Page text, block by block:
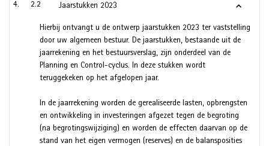
2.2 Jaarstukken 2023
Hierbij ontvangt u de ontwerp jaarstukken 2023 ter vaststelling
door uw algemeen bestuur. De jaarstukken, bestaande uit de
jaarrekening en het bestuursverslag, zijn onderdeel van de
Planning en Control-cyclus. In deze stukken wordt
teruggekeken op het afgelopen jaar.
In de jaarrekening worden de gerealiseerde lasten, opbrengsten
en ontwikkeling in investeringen afgezet tegen de begroting
(na begrotingswijziging) en worden de effecten daarvan op de
stand van het eigen vermogen (reserves) en de balansposities